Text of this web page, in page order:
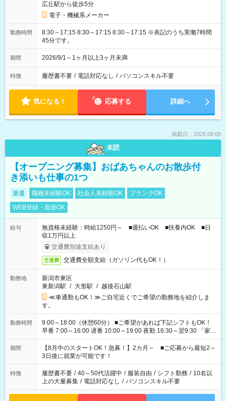
広丘駅から徒歩5分
電子・機械系メーカー
勤務時間
8:30～17:15 8:30～17:15 8:30～17:15 ※表記のうち実働7時間
45分です。
期間 2026/9/1～1ヶ月以上3ヶ月未満
特徴 履歴書不要 / 電話対応なし / パソコンスキル不要
気になる！ 応募する 詳細へ
掲載日：2026.08.09
未読
【オープニング募集】おばあちゃんのお散歩付
き添いも仕事の1つ
派遣 職種未経験OK 社会人未経験OK
ブランクOK
WEB登録・面接OK
給与
無資格未経験：時給1250円～ ■週払いOK ■扶養内OK ■日
収1万円以上
交通費別途支給あり
交通費 交通費全額支給（ガソリン代もOK！）
勤務地
新潟市東区
東新潟駅 / 大形駅 / 越後石山駅
≪車通勤もOK！≫ご自宅近くでご希望の勤務地を紹介しま
す。
勤務時間
9:00～18:00（休憩60分） ■ご希望があれば下記シフトもOK！
早番 7:00～16:00 遅番 10:00～19:00 夜勤 16:30～翌9:30 「家族
と休みを合わせたい」 「余裕を持って夕飯の準備がしたい」
「できれば残業はしたくない」 など、ご希望を教えてください
ね。 ※Wワーク希望の方へ 今ご覧のお仕事で希望する勤務時間
と、もう1つのお仕事の勤務時間。 合計で週40時間を超える場
合は応募できません。
期間
【8月中のスタートOK！急募！】2カ月～ ■ご応募から最短2～
3日後に就業が可能です！
特徴 履歴書不要 / 40～50代活躍中 / 服装自由 / シフト勤務 / 10名以
上の大量募集 / 電話対応なし / パソコンスキル不要